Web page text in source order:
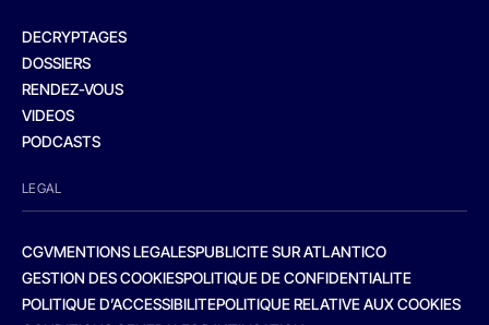
DECRYPTAGES
DOSSIERS
RENDEZ-VOUS
VIDEOS
PODCASTS
LEGAL
CGVMENTIONS LEGALESPUBLICITE SUR ATLANTICO
GESTION DES COOKIESPOLITIQUE DE CONFIDENTIALITE
POLITIQUE D’ACCESSIBILITEPOLITIQUE RELATIVE AUX COOKIES